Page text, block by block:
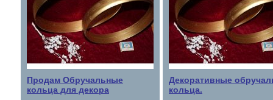
Продам Обручальные
кольца для декора
Декоративные
кольца.